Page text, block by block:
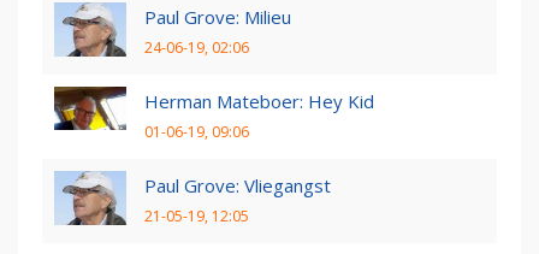
Paul Grove: Milieu
24-06-19, 02:06
Herman Mateboer: Hey Kid
01-06-19, 09:06
Paul Grove: Vliegangst
21-05-19, 12:05